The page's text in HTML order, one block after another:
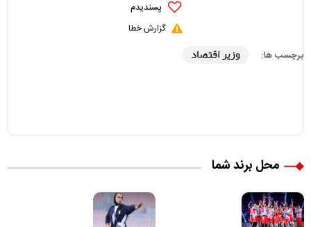
پسندیدم
گزارش خطا
برچسب ها: وزیر اقتصاد
محل برند شما